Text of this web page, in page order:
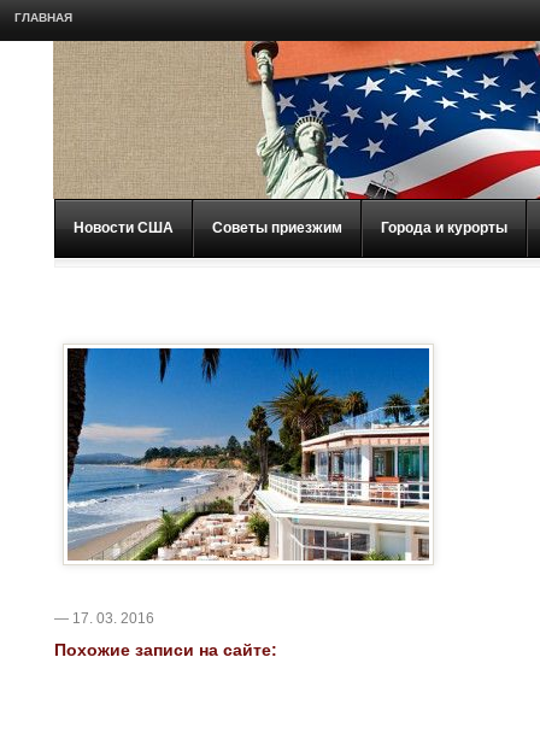
ГЛАВНАЯ
Новости США Советы приезжим Города и курорты
— 17. 03. 2016
Похожие записи на сайте: